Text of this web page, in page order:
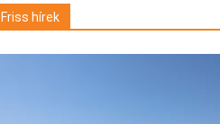
Friss hírek